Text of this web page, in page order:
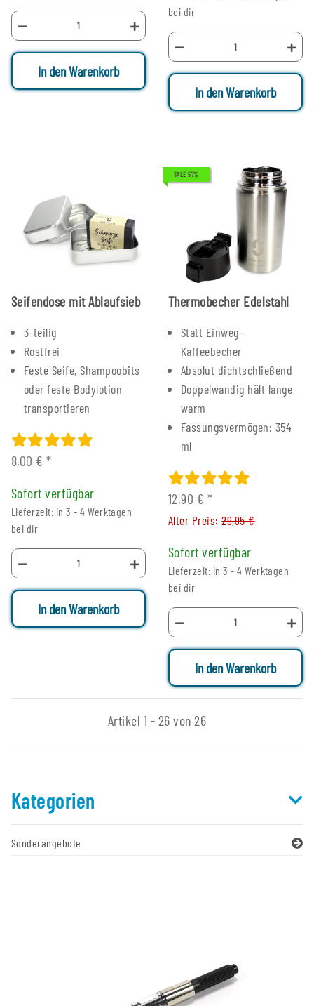
In den Warenkorb
bei dir
In den Warenkorb
Seifendose mit Ablaufsieb
3-teilig
Rostfrei
Feste Seife, Shampoobits
oder feste Bodylotion
transportieren
8,00 €*
Sofort verfügbar
Lieferzeit: in 3 - 4 Werktagen
bei dir
In den Warenkorb
SALE 57%
Thermobecher Edelstahl
Statt Einweg-
Kaffeebecher
Absolut dichtschließend
Doppelwandig hält lange
warm
Fassungsvermögen: 354
ml
12,90 € *
Alter Preis:29,95 €
Sofort verfügbar
Lieferzeit: in 3 - 4 Werktagen
bei dir
In den Warenkorb
Artikel 1 - 26 von 26
Kategorien
Sonderangebote